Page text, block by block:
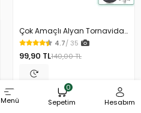
Menü
0
Sepetim
Hesabım
Çok Amaçlı Alyan Tornavida
Kar Tanesi Anahtarlık
4.7/ 35
99,90 TL140,00 TL